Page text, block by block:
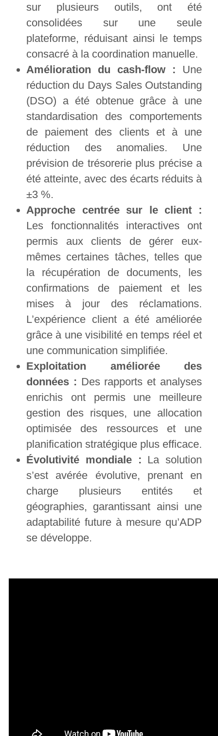
sur plusieurs outils, ont été
consolidées sur une seule
plateforme, réduisant ainsi le temps
consacré à la coordination manuelle.
Amélioration du cash-flow : Une
réduction du Days Sales Outstanding
(DSO) a été obtenue grâce à une
standardisation des comportements
de paiement des clients et à une
réduction des anomalies. Une
prévision de trésorerie plus précise a
été atteinte, avec des écarts réduits à
±3 %.
Approche centrée sur le client :
Les fonctionnalités interactives ont
permis aux clients de gérer eux-
mêmes certaines tâches, telles que
la récupération de documents, les
confirmations de paiement et les
mises à jour des réclamations.
L’expérience client a été améliorée
grâce à une visibilité en temps réel et
une communication simplifiée.
Exploitation améliorée des
données : Des rapports et analyses
enrichis ont permis une meilleure
gestion des risques, une allocation
optimisée des ressources et une
planification stratégique plus efficace.
Évolutivité mondiale : La solution
s’est avérée évolutive, prenant en
charge plusieurs entités et
géographies, garantissant ainsi une
adaptabilité future à mesure qu’ADP
se développe.